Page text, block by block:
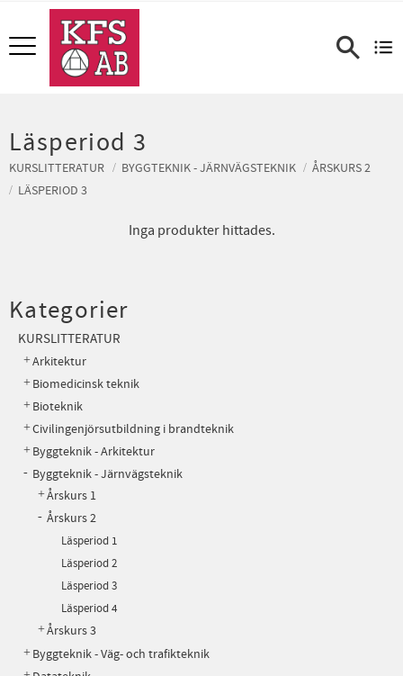
Meny
Läsperiod 3
KURSLITTERATUR BYGGTEKNIK - JÄRNVÄGSTEKNIK
ÅRSKURS 2
LÄSPERIOD 3
Inga produkter hittades.
Kategorier
KURSLITTERATUR
Arkitektur
Biomedicinsk teknik
Bioteknik
Civilingenjörsutbildning i brandteknik
Byggteknik - Arkitektur
Byggteknik - Järnvägsteknik
Årskurs 1
Årskurs 2
Läsperiod 1
Läsperiod 2
Läsperiod 3
Läsperiod 4
Årskurs 3
Byggteknik - Väg- och trafikteknik